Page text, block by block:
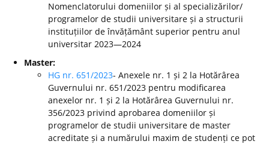
Nomenclatorului domeniilor și al specializărilor/
programelor de studii universitare și a structurii
instituțiilor de învățământ superior pentru anul
universitar 2023—2024
Master:
HG nr. 651/2023- Anexele nr. 1 și 2 la Hotărârea
Guvernului nr. 651/2023 pentru modificarea
anexelor nr. 1 și 2 la Hotărârea Guvernului nr.
356/2023 privind aprobarea domeniilor și
programelor de studii universitare de master
acreditate și a numărului maxim de studenți ce pot